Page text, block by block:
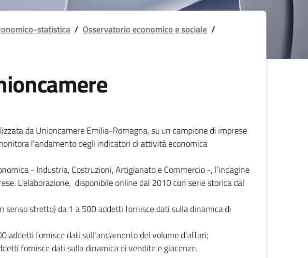
statistica / Osservatorio economico e sociale /
da Unioncamere Emilia-Romagna, su un campione di imprese
l'andamento degli indicatori di attività economica
- Industria, Costruzioni, Artigianato e Commercio -, l’indagine
L'elaborazione, disponibile online dal 2010 con serie storica dal
stretto) da 1 a 500 addetti fornisce dati sulla dinamica di
addetti fornisce dati sull'andamento del volume d'affari;
fornisce dati sulla dinamica di vendite e giacenze.